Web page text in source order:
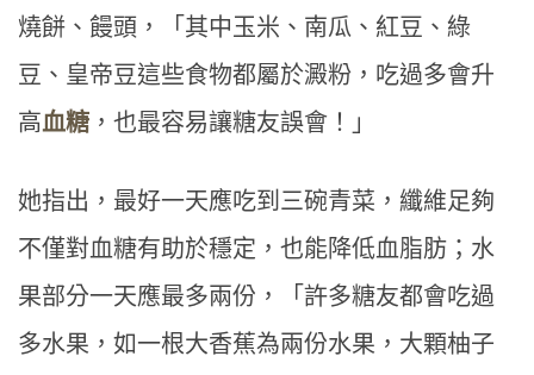
燒餅、饅頭，「其中玉米、南瓜、紅豆、綠
豆、皇帝豆這些食物都屬於澱粉，吃過多會升
高血糖 ，也最容易讓糖友誤會！」
她指出，最好一天應吃到三碗青菜，纖維足夠
不僅對血糖有助於穩定，也能降低血脂肪；水
果部分一天應最多兩份，「許多糖友都會吃過
多水果，如一根大香蕉為兩份水果，大顆柚子